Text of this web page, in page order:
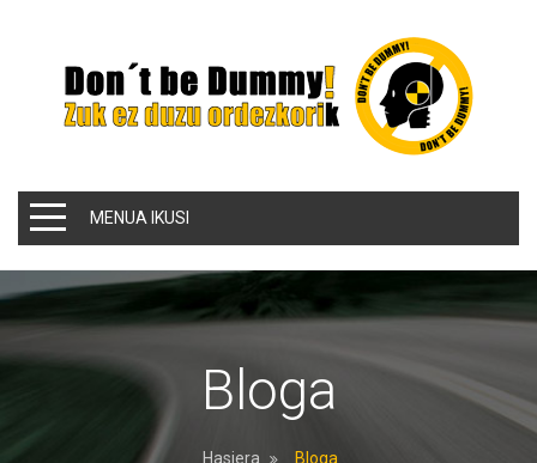
MENUA IKUSI
Bloga
Hasiera Bloga